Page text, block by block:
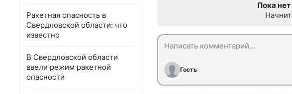
Ракетная опасность в
Свердловской области: что
известно
В Свердловской области
ввели режим ракетной
опасности
Пока
Гость